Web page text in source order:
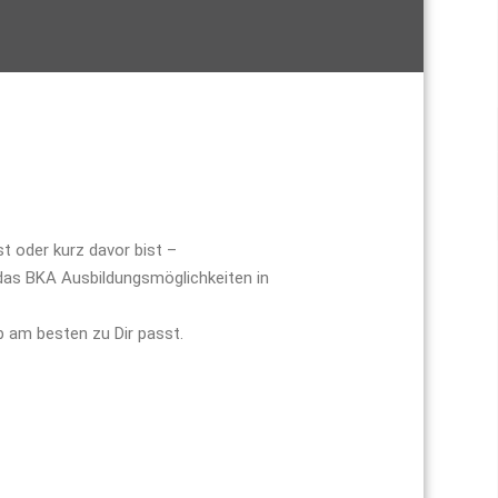
oder kurz davor bist –
BKA Ausbildungsmöglichkeiten in
am besten zu Dir passt.